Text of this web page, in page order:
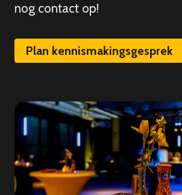
nog contact op!
Plan kennismakingsgesprek